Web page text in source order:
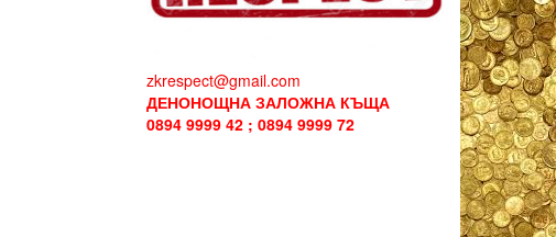
zkrespect@gmail.com
ДЕНОНОЩНА ЗАЛОЖНА КЪЩА
0894 9999 42 ; 0894 9999 72